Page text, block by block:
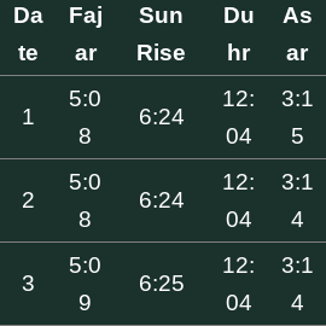
Da
te
Faj
ar
Sun
Rise
Du
hr
As
ar
1
5:0
8
6:24
12:
04
3:1
5
2
5:0
8
6:24
12:
04
3:1
4
3
5:0
9
6:25
12:
04
3:1
4